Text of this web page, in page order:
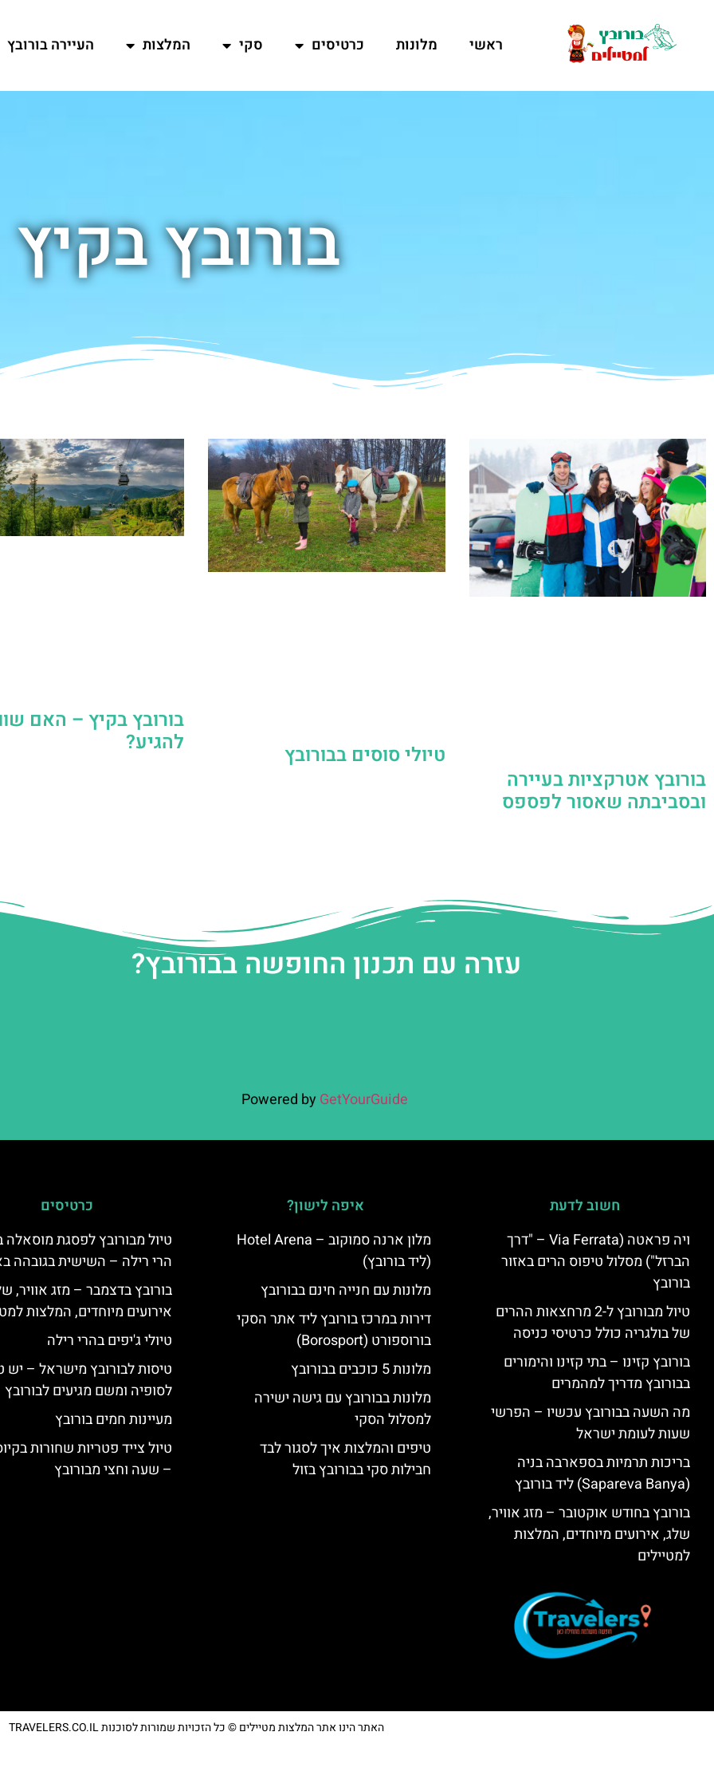
ראשי מלונות כרטיסים סקי המלצות העיירה בורובץ
בורובץ בקיץ
בורובץ אטרקציות בעיירה
ובסביבתה שאסור לפספס
טיולי סוסים בבורובץ
בורובץ בקיץ – האם
להגיע?
עזרה עם תכנון החופשה בבורובץ?
Powered by GetYourGuide
חשוב לדעת
ויה פראטה (Via Ferrata – "דרך
הברזל") מסלול טיפוס הרים באזור
בורובץ
טיול מבורובץ ל-2 מרחצאות ההרים
של בולגריה כולל כרטיסי כניסה
בורובץ קזינו – בתי קזינו והימורים
בבורובץ מדריך למהמרים
מה השעה בבורובץ עכשיו – הפרשי
שעות לעומת ישראל
בריכות תרמיות בספארבה בניה
(Sapareva Banya) ליד בורובץ
בורובץ בחודש אוקטובר – מזג אוויר,
שלג, אירועים מיוחדים, המלצות
למטיילים
איפה לישון?
מלון ארנה סמוקוב – Hotel Arena
(ליד בורובץ)
מלונות עם חנייה חינם בבורובץ
דירות במרכז בורובץ ליד אתר הסקי
בורוספורט (Borosport)
מלונות 5 כוכבים בבורובץ
מלונות בבורובץ עם גישה ישירה
למסלול הסקי
טיפים והמלצות איך לסגור לבד
חבילות סקי בבורובץ בזול
כרטיסים
טיול מבורובץ לפסגת מוסאלה
הרי רילה – השישית בגובהה
בורובץ בדצמבר – מזג אוויר,
אירועים מיוחדים, המלצות
טיולי ג'יפים בהרי רילה
טיסות לבורובץ מישראל – יש
לסופיה ומשם מגיעים לבורובץ
מעיינות חמים בורובץ
טיול צייד פטריות שחורות
– שעה וחצי מבורובץ
האתר הינו אתר המלצות מטיילים © כל הזכויות שמורות לסוכנות TRAVELERS.CO.IL